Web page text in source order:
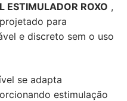
ESTIMULADOR ROXO ,
para
e discreto sem o uso
se adapta
estimulação